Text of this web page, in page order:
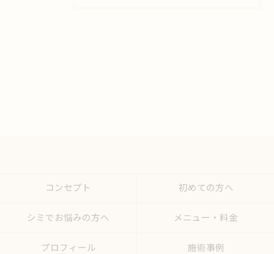
コンセプト 初めての方へ
シミでお悩みの方へ メニュー・料金
プロフィール 施術事例